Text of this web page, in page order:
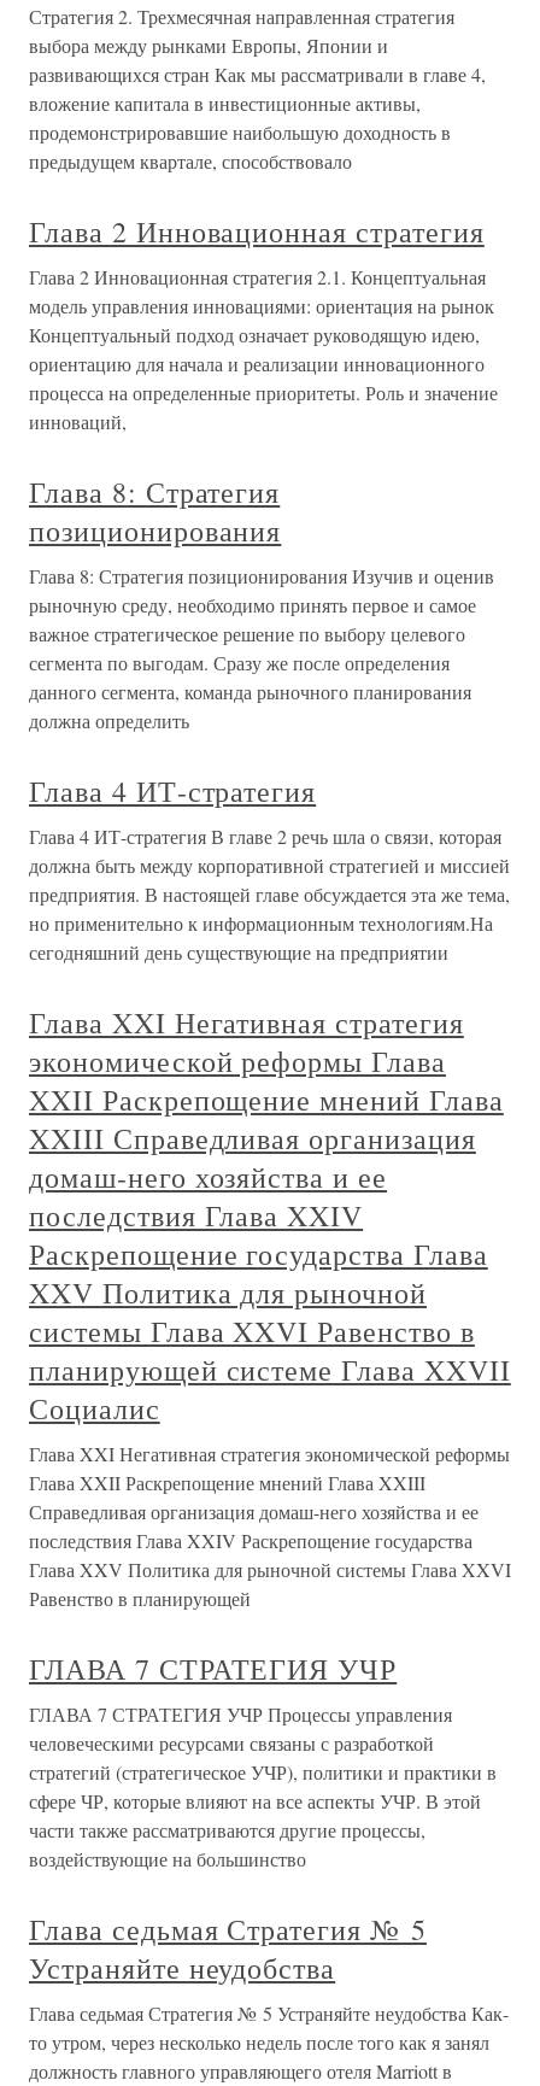
Стратегия 2. Трехмесячная направленная стратегия
выбора между рынками Европы, Японии и
развивающихся стран Как мы рассматривали в главе 4,
вложение капитала в инвестиционные активы,
продемонстрировавшие наибольшую доходность в
предыдущем квартале, способствовало
Глава 2 Инновационная стратегия
Глава 2 Инновационная стратегия 2.1. Концептуальная
модель управления инновациями: ориентация на рынок
Концептуальный подход означает руководящую идею,
ориентацию для начала и реализации инновационного
процесса на определенные приоритеты. Роль и значение
инноваций,
Глава 8: Стратегия
позиционирования
Глава 8: Стратегия позиционирования Изучив и оценив
рыночную среду, необходимо принять первое и самое
важное стратегическое решение по выбору целевого
сегмента по выгодам. Сразу же после определения
данного сегмента, команда рыночного планирования
должна определить
Глава 4 ИТ-стратегия
Глава 4 ИТ-стратегия В главе 2 речь шла о связи, которая
должна быть между корпоративной стратегией и миссией
предприятия. В настоящей главе обсуждается эта же тема,
но применительно к информационным технологиям.На
сегодняшний день существующие на предприятии
Глава XXI Негативная стратегия
экономической реформы Глава
XXII Раскрепощение мнений Глава
XXIII Справедливая организация
домаш-него хозяйства и ее
последствия Глава XXIV
Раскрепощение государства Глава
XXV Политика для рыночной
системы Глава XXVI Равенство в
планирующей системе Глава XXVII
Социалис
Глава XXI Негативная стратегия экономической реформы
Глава XXII Раскрепощение мнений Глава XXIII
Справедливая организация домаш-него хозяйства и ее
последствия Глава XXIV Раскрепощение государства
Глава XXV Политика для рыночной системы Глава XXVI
Равенство в планирующей
ГЛАВА 7 СТРАТЕГИЯ УЧР
ГЛАВА 7 СТРАТЕГИЯ УЧР Процессы управления
человеческими ресурсами связаны с разработкой
стратегий (стратегическое УЧР), политики и практики в
сфере ЧР, которые влияют на все аспекты УЧР. В этой
части также рассматриваются другие процессы,
воздействующие на большинство
Глава седьмая Стратегия № 5
Устраняйте неудобства
Глава седьмая Стратегия № 5 Устраняйте неудобства Как-
то утром, через несколько недель после того как я занял
должность главного управляющего отеля Marriott в